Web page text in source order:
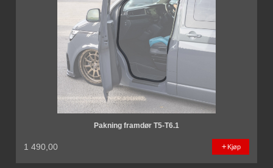
Pakning framdør T5-T6.1
1 490,00 Kjøp